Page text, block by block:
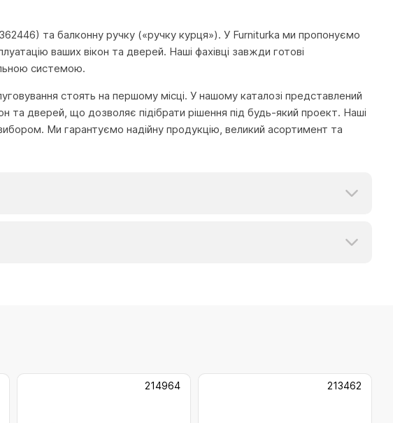
та балконну ручку («ручку курця»). У Furniturka ми пропонуємо
ваших вікон та дверей. Наші фахівці завжди готові
системою.
стоять на першому місці. У нашому каталозі представлений
та дверей, що дозволяє підібрати рішення під будь-який проект. Наші
Ми гарантуємо надійну продукцію, великий асортимент та
214964 213462